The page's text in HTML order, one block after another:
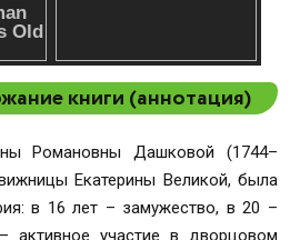
книги (аннотация)
Романовны Дашковой (1744–
Екатерины Великой, была
в 16 лет – замужество, в 20 –
участие в дворцовом